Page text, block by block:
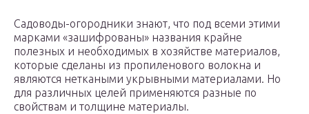
Садоводы-огородники знают, что под всеми этими
марками «зашифрованы» названия крайне
полезных и необходимых в хозяйстве материалов,
которые сделаны из пропиленового волокна и
являются неткаными укрывными материалами. Но
для различных целей применяются разные по
свойствам и толщине материалы.